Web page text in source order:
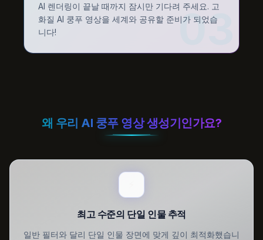
03
AI 렌더링이 끝날 때까지 잠시만 기다려 주세요. 고
화질 AI 쿵푸 영상을 세계와 공유할 준비가 되었습
니다!
왜 우리 AI 쿵푸 영상 생성기인가요?
최고 수준의 단일 인물 추적
일반 필터와 달리 단일 인물 장면에 맞게 깊이 최적화했습니